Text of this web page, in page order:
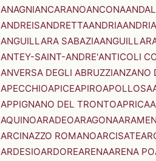
ANAGNIANCARANOANCONA
ANDREISANDRETTAANDRIA
ANGUILLARA SABAZIA
ANTEY-SAINT-ANDRE'ANTICOLI
ANVERSA DEGLI ABRUZZIANZANO
APECCHIOAPICEAPIROAPOLLOSA
APPIGNANO DEL TRONTOAPRICA
AQUINOARADEOARAGONA
ARCINAZZO ROMANOARCISATE
ARDESIOARDOREARENAARENA PO